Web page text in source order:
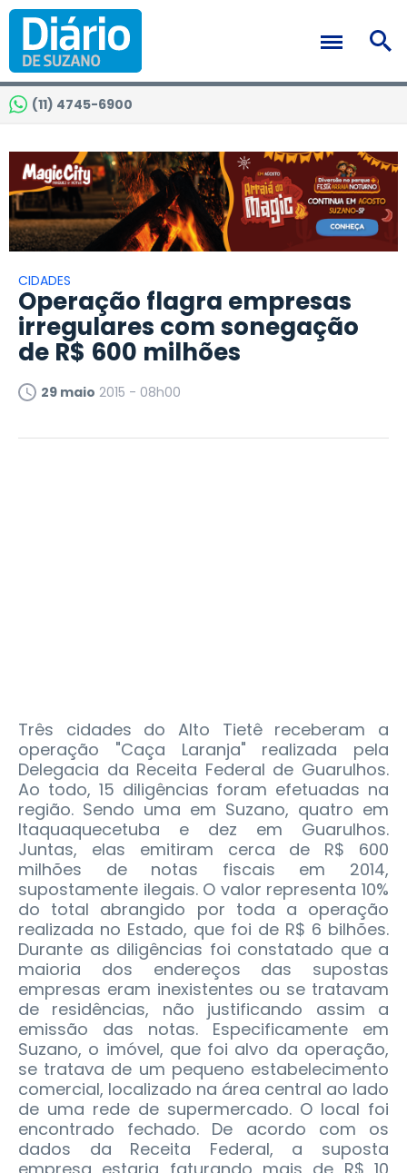
(11) 4745-6900
CIDADES
Operação flagra empresas
irregulares com sonegação
de R$ 600 milhões
29 maio 2015 - 08h00
Três cidades do Alto Tietê receberam a
operação "Caça Laranja" realizada pela
Delegacia da Receita Federal de Guarulhos.
Ao todo, 15 diligências foram efetuadas na
região. Sendo uma em Suzano, quatro em
Itaquaquecetuba e dez em Guarulhos.
Juntas, elas emitiram cerca de R$ 600
milhões de notas fiscais em 2014,
supostamente ilegais. O valor representa 10%
do total abrangido por toda a operação
realizada no Estado, que foi de R$ 6 bilhões.
Durante as diligências foi constatado que a
maioria dos endereços das supostas
empresas eram inexistentes ou se tratavam
de residências, não justificando assim a
emissão das notas. Especificamente em
Suzano, o imóvel, que foi alvo da operação,
se tratava de um pequeno estabelecimento
comercial, localizado na área central ao lado
de uma rede de supermercado. O local foi
encontrado fechado. De acordo com os
dados da Receita Federal, a suposta